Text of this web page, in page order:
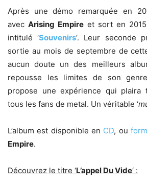
Après une démo remarquée en
avec Arising Empire et sort en
intitulé ‘Souvenirs‘. Leur seconde
sortie au mois de septembre de
aucun doute un des meilleurs
repousse les limites de son
propose une expérience qui plaira
tous les fans de metal. Un véritable ‘
L’album est disponible en CD, ou
Empire.
Découvrez le titre ‘L’appel Du Vide‘ :